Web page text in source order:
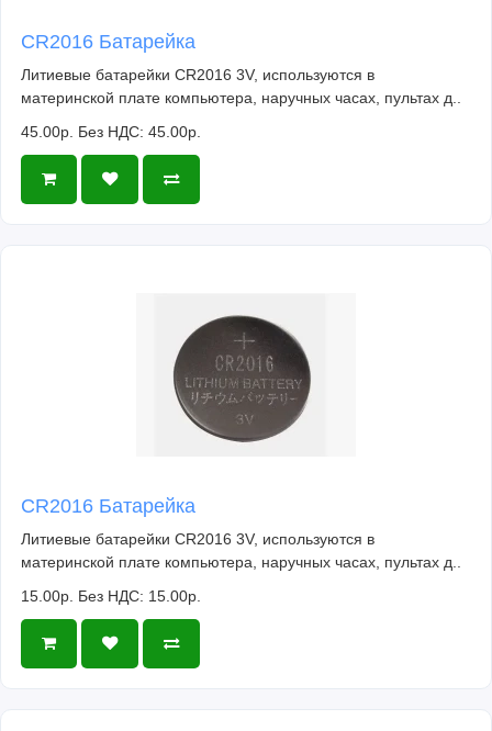
CR2016 Батарейка
Литиевые батарейки CR2016 3V, используются в
материнской плате компьютера, наручных часах, пультах д..
45.00р. Без НДС: 45.00р.
CR2016 Батарейка
Литиевые батарейки CR2016 3V, используются в
материнской плате компьютера, наручных часах, пультах д..
15.00р. Без НДС: 15.00р.